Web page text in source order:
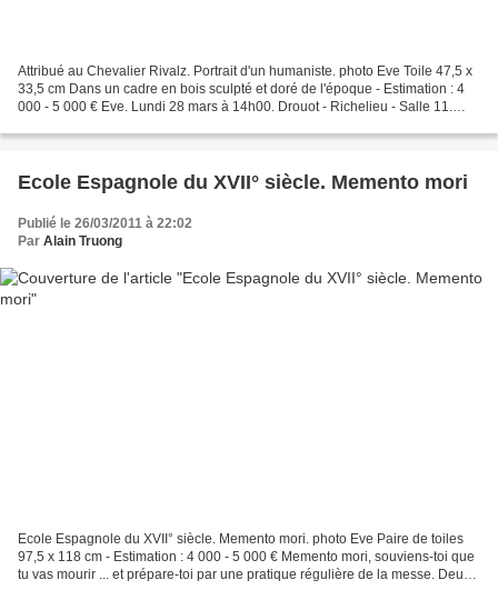
Attribué au Chevalier Rivalz. Portrait d'un humaniste. photo Eve Toile 47,5 x
33,5 cm Dans un cadre en bois sculpté et doré de l'époque - Estimation : 4
000 - 5 000 € Eve. Lundi 28 mars à 14h00. Drouot - Richelieu - Salle 11.
Ecole Espagnole du XVII° siècle. Memento mori
Publié le 26/03/2011 à 22:02
Par Alain Truong
Ecole Espagnole du XVII° siècle. Memento mori. photo Eve Paire de toiles
97,5 x 118 cm - Estimation : 4 000 - 5 000 € Memento mori, souviens-toi que
tu vas mourir ... et prépare-toi par une pratique régulière de la messe. Deux